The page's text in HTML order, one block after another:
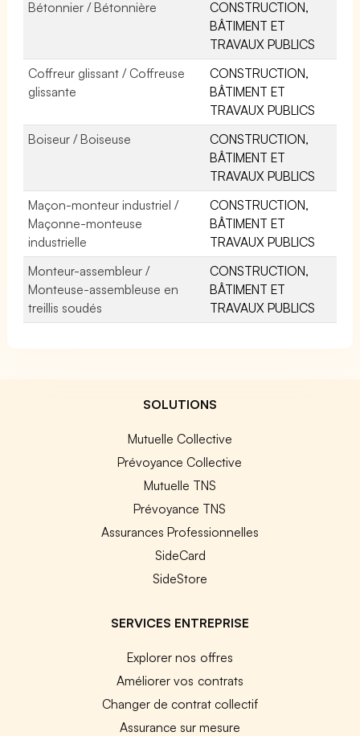
Bétonnier / Bétonnière
CONSTRUCTION,
BÂTIMENT ET
TRAVAUX PUBLICS
Coffreur glissant / Coffreuse
glissante
CONSTRUCTION,
BÂTIMENT ET
TRAVAUX PUBLICS
Boiseur / Boiseuse
CONSTRUCTION,
BÂTIMENT ET
TRAVAUX PUBLICS
Maçon-monteur industriel /
Maçonne-monteuse
industrielle
CONSTRUCTION,
BÂTIMENT ET
TRAVAUX PUBLICS
Monteur-assembleur /
Monteuse-assembleuse en
treillis soudés
CONSTRUCTION,
BÂTIMENT ET
TRAVAUX PUBLICS
SOLUTIONS
Mutuelle Collective
Prévoyance Collective
Mutuelle TNS
Prévoyance TNS
Assurances Professionnelles
SideCard
SideStore
SERVICES ENTREPRISE
Explorer nos offres
Améliorer vos contrats
Changer de contrat collectif
Assurance sur mesure